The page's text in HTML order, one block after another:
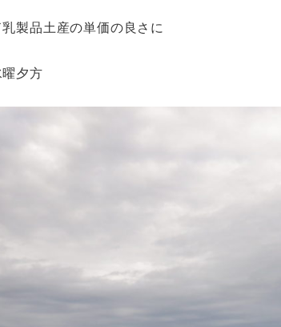
製品土産の単価の良さに
夕方